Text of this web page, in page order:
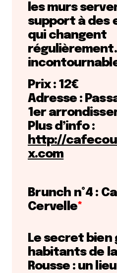
les murs
support à des
qui changent
régulièrement.
Prix : 12€
Adresse :
1er
Plus d’info :
http://
x.com
Brunch n°4 :
Cervelle*
Le secret bien
habitants de
Rousse : un